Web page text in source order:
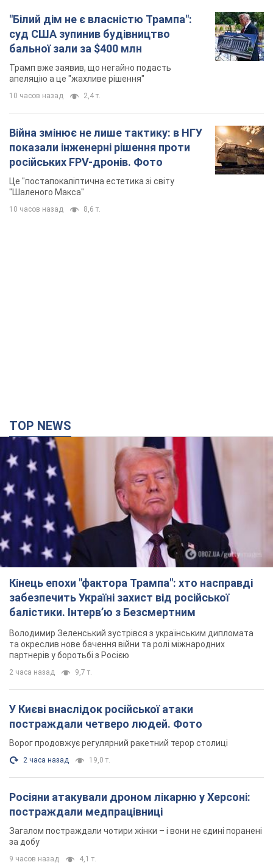
"Білий дім не є власністю Трампа":
суд США зупинив будівництво
бальної зали за $400 млн
Трамп вже заявив, що негайно подасть
апеляцію а це "жахливе рішення"
10 часов назад 2,4 т.
Війна змінює не лише тактику: в НГУ
показали інженерні рішення проти
російських FPV-дронів. Фото
Це "постапокаліптична естетика зі світу
"Шаленого Макса"
10 часов назад 8,6 т.
TOP NEWS
Кінець епохи "фактора Трампа": хто насправді
забезпечить Україні захист від російської
балістики. Інтерв’ю з Безсмертним
Володимир Зеленський зустрівся з українським дипломата
та окреслив нове бачення війни та ролі міжнародних
партнерів у боротьбі з Росією
2 часа назад 9,7 т.
У Києві внаслідок російської атаки
постраждали четверо людей. Фото
Ворог продовжує регулярний ракетний терор столиці
2 часа назад 19,0 т.
Росіяни атакували дроном лікарню у Херсоні:
постраждали медпрацівниці
Загалом постраждали чотири жінки – і вони не єдині поранені
за добу
9 часов назад 4,1 т.